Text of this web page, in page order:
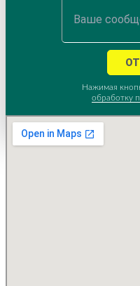
Нажимая
обработку